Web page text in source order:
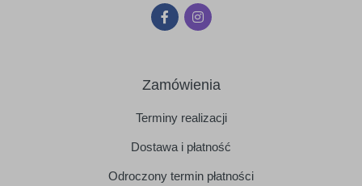
Zamówienia
Terminy realizacji
Dostawa i płatność
Odroczony termin płatności